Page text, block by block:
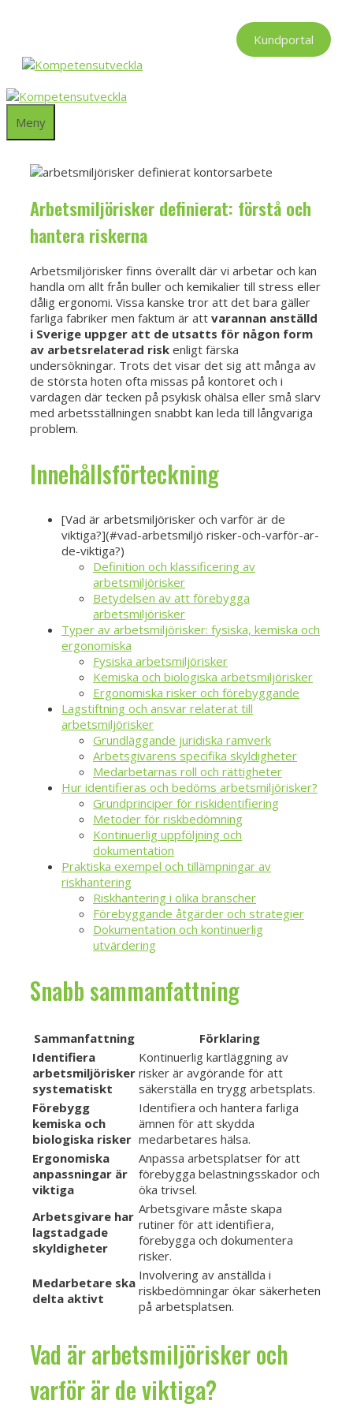
Kundportal
Meny
Arbetsmiljörisker definierat: förstå och
hantera riskerna
Arbetsmiljörisker finns överallt där vi arbetar och kan
handla om allt från buller och kemikalier till stress eller
dålig ergonomi. Vissa kanske tror att det bara gäller
farliga fabriker men faktum är att varannan anställd
i Sverige uppger att de utsatts för någon form
av arbetsrelaterad risk enligt färska
undersökningar. Trots det visar det sig att många av
de största hoten ofta missas på kontoret och i
vardagen där tecken på psykisk ohälsa eller små slarv
med arbetsställningen snabbt kan leda till långvariga
problem.
Innehållsförteckning
[Vad är arbetsmiljörisker och varför är de
viktiga?](#vad-arbetsmiljö risker-och-varför-ar-
de-viktiga?)
Definition och klassificering av
arbetsmiljörisker
Betydelsen av att förebygga
arbetsmiljörisker
Typer av arbetsmiljörisker: fysiska, kemiska och
ergonomiska
Fysiska arbetsmiljörisker
Kemiska och biologiska arbetsmiljörisker
Ergonomiska risker och förebyggande
Lagstiftning och ansvar relaterat till
arbetsmiljörisker
Grundläggande juridiska ramverk
Arbetsgivarens specifika skyldigheter
Medarbetarnas roll och rättigheter
Hur identifieras och bedöms arbetsmiljörisker?
Grundprinciper för riskidentifiering
Metoder för riskbedömning
Kontinuerlig uppföljning och
dokumentation
Praktiska exempel och tillämpningar av
riskhantering
Riskhantering i olika branscher
Förebyggande åtgärder och strategier
Dokumentation och kontinuerlig
utvärdering
Snabb sammanfattning
Sammanfattning
Förklaring
Identifiera
arbetsmiljörisker
systematiskt
Kontinuerlig kartläggning av
risker är avgörande för att
säkerställa en trygg arbetsplats.
Förebygg
kemiska och
biologiska risker
Identifiera och hantera farliga
ämnen för att skydda
medarbetares hälsa.
Ergonomiska
anpassningar är
viktiga
Anpassa arbetsplatser för att
förebygga belastningsskador och
öka trivsel.
Arbetsgivare har
lagstadgade
skyldigheter
Arbetsgivare måste skapa
rutiner för att identifiera,
förebygga och dokumentera
risker.
Medarbetare ska
delta aktivt
Involvering av anställda i
riskbedömningar ökar säkerheten
på arbetsplatsen.
Vad är arbetsmiljörisker och
varför är de viktiga?